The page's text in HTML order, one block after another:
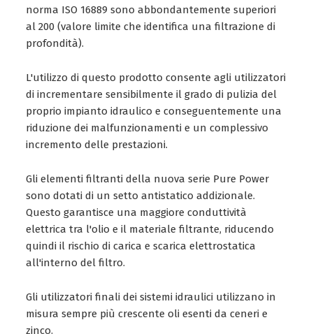
norma ISO 16889 sono abbondantemente superiori
al 200 (valore limite che identifica una filtrazione di
profondità).
L'utilizzo di questo prodotto consente agli utilizzatori
di incrementare sensibilmente il grado di pulizia del
proprio impianto idraulico e conseguentemente una
riduzione dei malfunzionamenti e un complessivo
incremento delle prestazioni.
Gli elementi filtranti della nuova serie Pure Power
sono dotati di un setto antistatico addizionale.
Questo garantisce una maggiore conduttività
elettrica tra l'olio e il materiale filtrante, riducendo
quindi il rischio di carica e scarica elettrostatica
all'interno del filtro.
Gli utilizzatori finali dei sistemi idraulici utilizzano in
misura sempre più crescente oli esenti da ceneri e
zinco.